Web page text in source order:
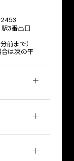
3番出口
前まで）
は次の平